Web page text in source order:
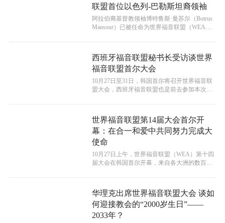
联盟首位以色列-巴勒斯坦裔领袖
​阿拉伯裔基督教领袖博特鲁斯·曼苏尔（Botrus
Mansour）已被任命为世界福音联盟（WEA）
西班牙福音联盟秘书长受访谈世界
福音联盟首尔大会
10月27日至31日，韩国首尔将召开世界福音联
盟大会，西班牙福音联盟也是前去参加本次盛
世界福音联盟第14届大会首尔开
幕：在合一和爱中共同努力完成大
使命
10月27日上午，世界福音联盟（WEA）第十四
届大会在韩国首尔开幕，来自各大洲的数百名
华理克出席世界福音联盟大会 谈如
何迎接教会的“2000岁生日”——
2033年？